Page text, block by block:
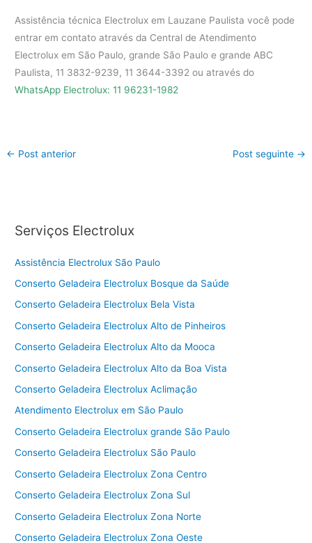
Assistência técnica Electrolux em Lauzane Paulista você pode
entrar em contato através da Central de Atendimento
Electrolux em São Paulo, grande São Paulo e grande ABC
Paulista, 11 3832-9239, 11 3644-3392 ou através do
WhatsApp Electrolux: 11 96231-1982
← Post anterior Post seguinte →
Serviços Electrolux
Assistência Electrolux São Paulo
Conserto Geladeira Electrolux Bosque da Saúde
Conserto Geladeira Electrolux Bela Vista
Conserto Geladeira Electrolux Alto de Pinheiros
Conserto Geladeira Electrolux Alto da Mooca
Conserto Geladeira Electrolux Alto da Boa Vista
Conserto Geladeira Electrolux Aclimação
Atendimento Electrolux em São Paulo
Conserto Geladeira Electrolux grande São Paulo
Conserto Geladeira Electrolux São Paulo
Conserto Geladeira Electrolux Zona Centro
Conserto Geladeira Electrolux Zona Sul
Conserto Geladeira Electrolux Zona Norte
Conserto Geladeira Electrolux Zona Oeste